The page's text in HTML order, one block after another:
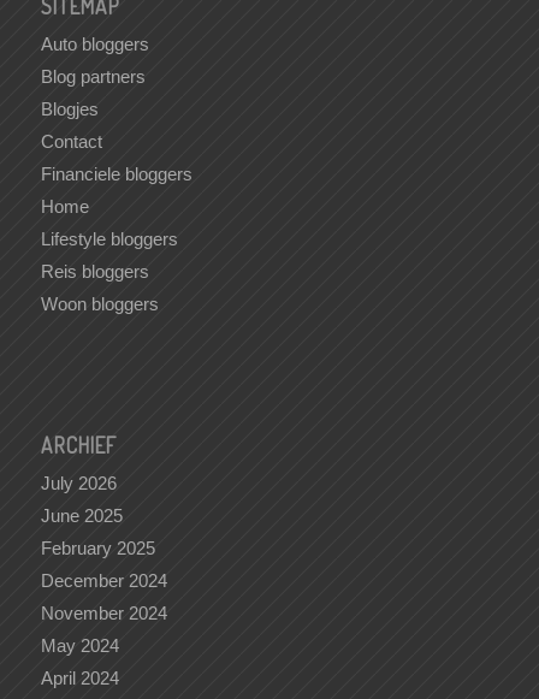
SITEMAP
Auto bloggers
Blog partners
Blogjes
Contact
Financiele bloggers
Home
Lifestyle bloggers
Reis bloggers
Woon bloggers
ARCHIEF
July 2026
June 2025
February 2025
December 2024
November 2024
May 2024
April 2024